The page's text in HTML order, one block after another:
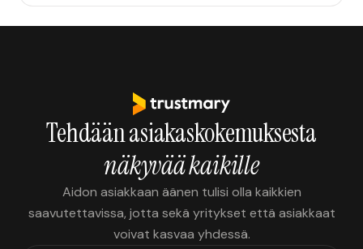
Tehdään asiakaskokemuksesta
näkyvää kaikille
Aidon asiakkaan äänen tulisi olla kaikkien
saavutettavissa, jotta sekä yritykset että asiakkaat
voivat kasvaa yhdessä.